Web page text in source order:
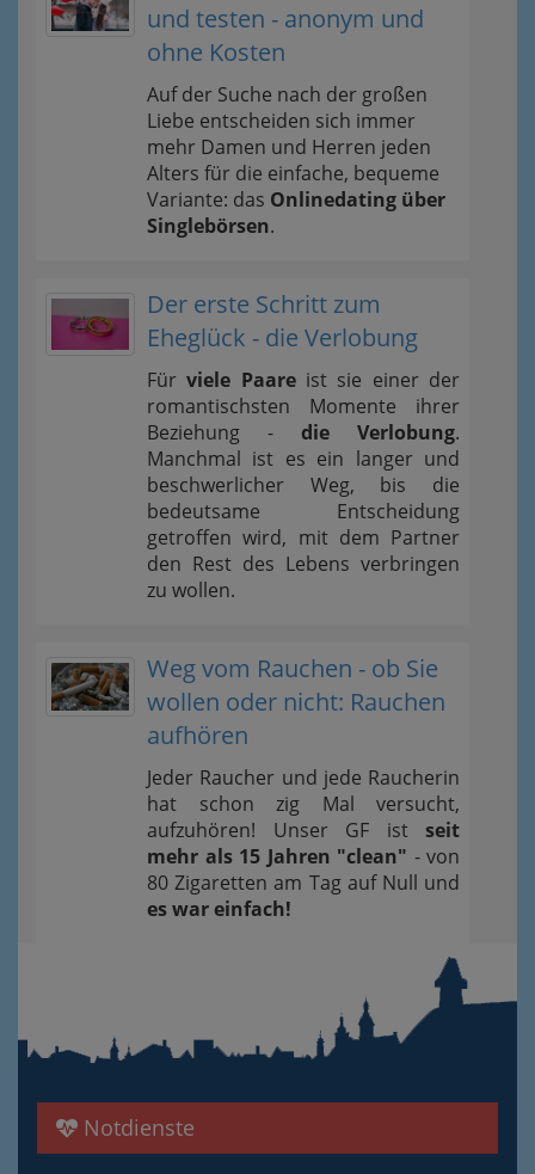
und testen - anonym und
ohne Kosten
Auf der Suche nach der großen
Liebe entscheiden sich immer
mehr Damen und Herren jeden
Alters für die einfache, bequeme
Variante: das Onlinedating über
Singlebörsen.
Der erste Schritt zum
Eheglück - die Verlobung
Fürviele Paareist sie einer der
romantischsten Momente ihrer
Beziehung - die Verlobung.
Manchmal ist es ein langer und
beschwerlicher Weg, bis die
bedeutsame Entscheidung
getroffen wird, mit dem Partner
den Rest des Lebens verbringen
zu wollen.
Weg vom Rauchen - ob Sie
wollen oder nicht: Rauchen
aufhören
Jeder Raucher und jede Raucherin
hat schon zig Mal versucht,
aufzuhören! Unser GF ist seit
mehr als 15 Jahren "clean" - von
80 Zigaretten am Tag auf Null und
es war einfach!
Notdienste